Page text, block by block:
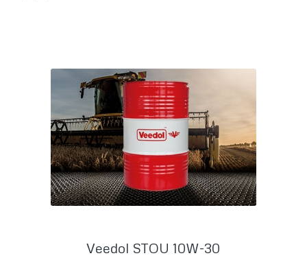
Veedol STOU 10W-30